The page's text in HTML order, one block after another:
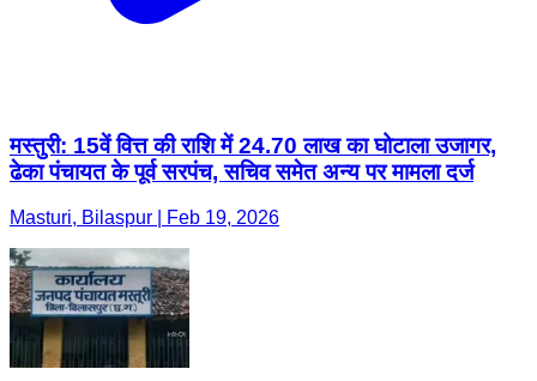
मस्तुरी: 15वें वित्त की राशि में 24.70 लाख का घोटाला उजागर,
ढेका पंचायत के पूर्व सरपंच, सचिव समेत अन्य पर मामला दर्ज
Masturi, Bilaspur | Feb 19, 2026